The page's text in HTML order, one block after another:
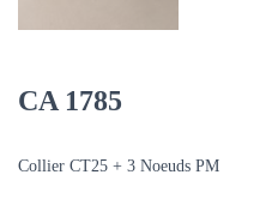
CA 1785
Collier CT25 + 3 Noeuds PM